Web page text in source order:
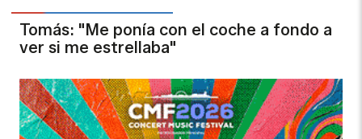
Tomás: "Me ponía con el coche a fondo a
ver si me estrellaba"